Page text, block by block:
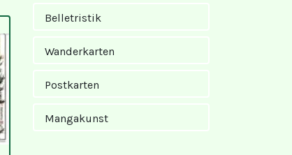
Belletristik
Wanderkarten
Postkarten
Mangakunst